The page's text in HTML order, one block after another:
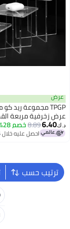
عرض
عرض زخرفية مربعة
6 بوصة)
د.ك‏6.40
8.89خصم 28%
احصل عليه خلال
ترتيب حسبنحن